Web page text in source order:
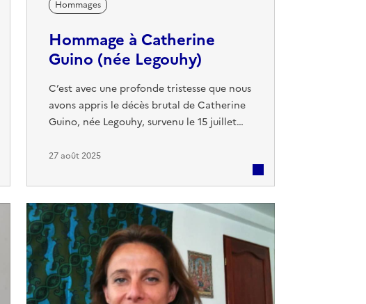
Hommages
Hommage à Catherine
Guino (née Legouhy)
C’est avec une profonde tristesse que nous
avons appris le décès brutal de Catherine
Guino, née Legouhy, survenu le 15 juillet
suite d’une rupture d’anévrisme survenue
élève de la Maison des Ailes, où elle a été
scolarisée de 1971 à 1975, Catherine a
marqué son passage par sa gentillesse, sa
vivacité et sa ...
27 août 2025